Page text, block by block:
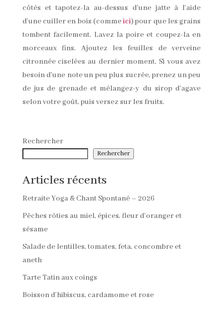
côtés et tapotez-la au-dessus d’une jatte à l’aide
d’une cuiller en bois (commeici) pour que les grains
tombent facilement. Lavez la poire et coupez-la en
morceaux fins. Ajoutez les feuilles de verveine
citronnée ciselées au dernier moment. Si vous avez
besoin d’une note un peu plus sucrée, prenez un peu
de jus de grenade et mélangez-y du sirop d’agave
selon votre goût, puis versez sur les fruits.
Rechercher
Rechercher
Articles récents
Retraite Yoga & Chant Spontané – 2026
Pêches rôties au miel, épices, fleur d’oranger et
sésame
Salade de lentilles, tomates, feta, concombre et
aneth
Tarte Tatin aux coings
Boisson d’hibiscus, cardamome et rose